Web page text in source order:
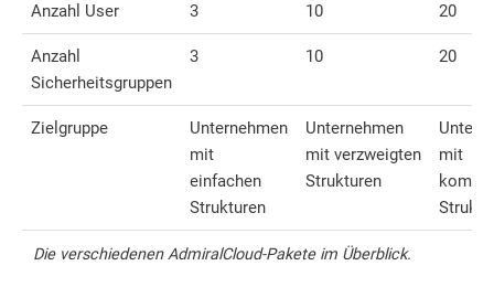
Anzahl User 3 10 20
Anzahl
Sicherheitsgruppen
3 10 20
Zielgruppe
Unternehmen
mit
einfachen
Strukturen
Unternehmen
mit verzweigten
Strukturen
mit
Die verschiedenen AdmiralCloud-Pakete im Überblick.